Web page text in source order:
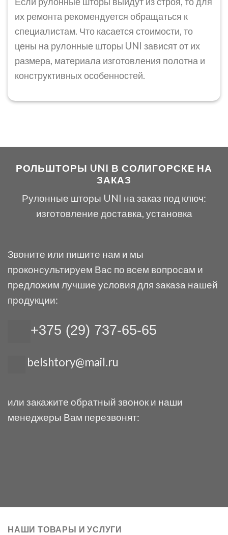
их ремонта рекомендуется обращаться к
специалистам. Что касается стоимости, то
цены на рулонные шторы UNI зависят от их
размера, материала изготовления полотна и
конструктивных особенностей.
РОЛЬШТОРЫ UNI В СОЛИГОРСКЕ НА
ЗАКАЗ
Рулонные шторы UNI на заказ под ключ:
изготовление доставка, установка
Звоните или пишите нам и мы
проконсультируем Вас по всем вопросам и
предложим лучшие условия для заказа нашей
продукции:
+375 (29) 737-65-65
belshtory@mail.ru
или закажите обратный звонок и наши
менеджеры Вам перезвонят:
НАШИ ТОВАРЫ И УСЛУГИ